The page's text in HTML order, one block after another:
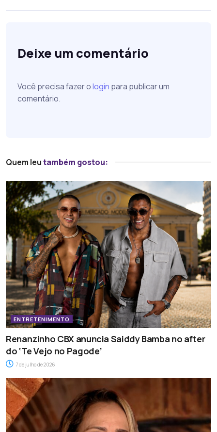
Deixe um comentário
Você precisa fazer ologin para publicar um
comentário.
Quem leutambém gostou:
ENTRETENIMENTO
Renanzinho CBX anuncia Saiddy Bamba no after
do ‘Te Vejo no Pagode’
7 de julho de 2026